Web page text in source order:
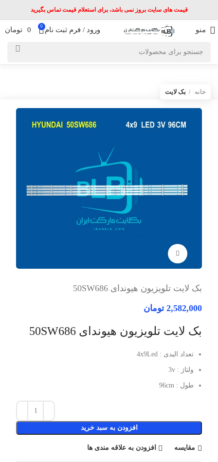
قیمت های سایت بروز نمی باشد، برای استعلام قیمت تماس بگیرید
منو ورود / فرم ثبت نام 0
0 تومان
خانه بک لایت
بک لایت تلویزیون هیوندای 50SW686
2,582,000 تومان
بک لایت تلویزیون هیوندای 50SW686
تعداد الیدی : 4x9Led
ولتاژ : 3v
طول : 96cm
افزودن به سبد خرید
مقایسه افزودن به علاقه مندی ها